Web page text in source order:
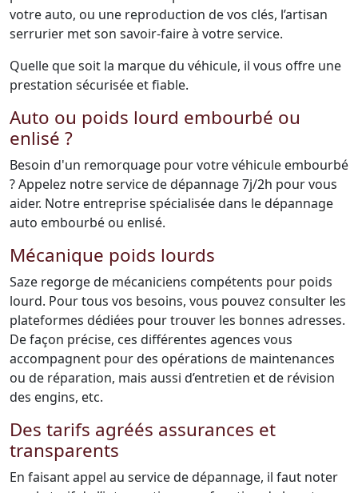
votre auto, ou une reproduction de vos clés, l’artisan
serrurier met son savoir-faire à votre service.
Quelle que soit la marque du véhicule, il vous offre une
prestation sécurisée et fiable.
Auto ou poids lourd embourbé ou
enlisé ?
Besoin d'un remorquage pour votre véhicule embourbé
? Appelez notre service de dépannage 7j/2h pour vous
aider. Notre entreprise spécialisée dans le dépannage
auto embourbé ou enlisé.
Mécanique poids lourds
Saze regorge de mécaniciens compétents pour poids
lourd. Pour tous vos besoins, vous pouvez consulter les
plateformes dédiées pour trouver les bonnes adresses.
De façon précise, ces différentes agences vous
accompagnent pour des opérations de maintenances
ou de réparation, mais aussi d’entretien et de révision
des engins, etc.
Des tarifs agréés assurances et
transparents
En faisant appel au service de dépannage, il faut noter